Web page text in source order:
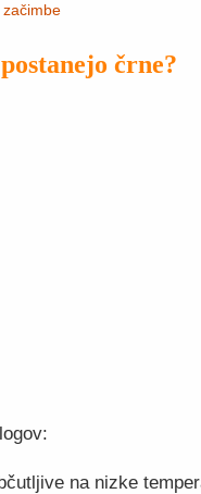
začimbe
črne?
na nizke